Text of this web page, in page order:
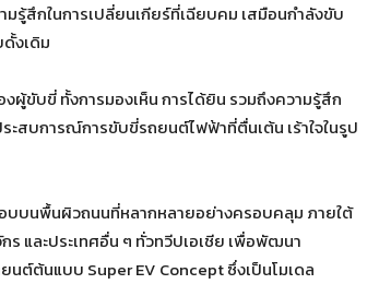
รู้สึกในการเปลี่ยนเกียร์ที่เฉียบคม เสมือนกำลังขับ
งเดิม
ผู้ขับขี่ ทั้งการมองเห็น การได้ยิน รวมถึงความรู้สึก
ะสบการณ์การขับขี่รถยนต์ไฟฟ้าที่ตื่นเต้น เร้าใจในรูป
บบนพื้นผิวถนนที่หลากหลายอย่างครอบคลุม ภายใต้
และประเทศอื่น ๆ ทั่วทวีปเอเชีย เพื่อพัฒนา
นต์ต้นแบบ Super EV Concept ซึ่งเป็นโมเดล